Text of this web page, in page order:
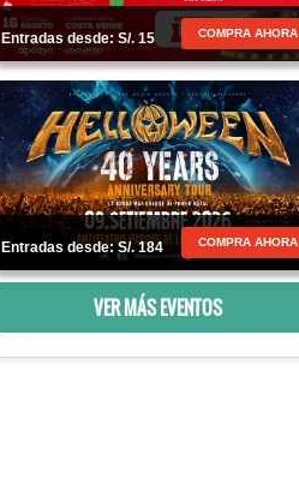
Entradas desde: S/. 15 COMPRA AHORA
Entradas desde: S/. 184 COMPRA AHORA
VER MÁS EVENTOS